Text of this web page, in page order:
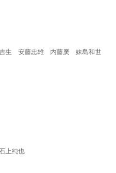
生 安藤忠雄 内藤廣 妹島和世
上純也